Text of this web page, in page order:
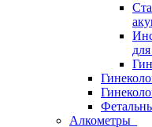
Алкометры